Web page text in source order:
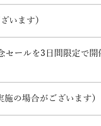
います）
ールを3日間限定で開
の場合がございます）